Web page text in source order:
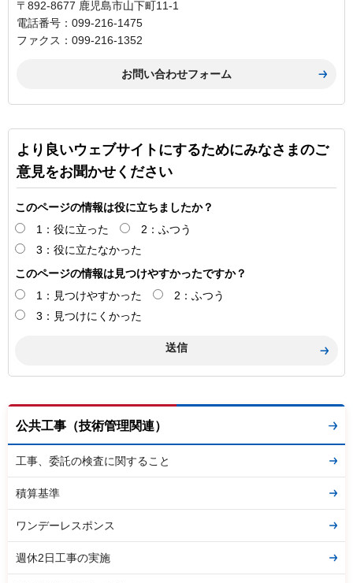
〒892-8677 鹿児島市山下町11-1
電話番号：099-216-1475
ファクス：099-216-1352
より良いウェブサイトにするためにみなさまのご
意見をお聞かせください
このページの情報は役に立ちましたか？
1：役に立った
2：ふつう
3：役に立たなかった
このページの情報は見つけやすかったですか？
1：見つけやすかった
2：ふつう
3：見つけにくかった
公共工事（技術管理関連）
工事、委託の検査に関すること
積算基準
ワンデーレスポンス
週休2日工事の実施